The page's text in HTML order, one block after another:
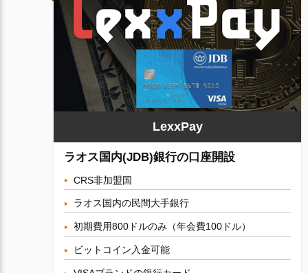
LexxPay
ラオス国内(JDB)銀行の口座開設
CRS非加盟国
ラオス国内の民間大手銀行
初期費用800ドルのみ（年会費100ドル）
ビットコイン入金可能